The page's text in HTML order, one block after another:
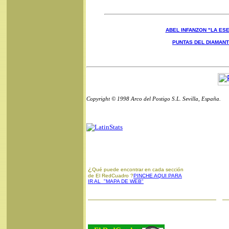
ABEL INFANZON "LA
PUNTAS DEL
Copyright © 1998 Arco del Postigo S.L. Sevilla, España.
¿ Qué puede encontrar en cada sección
de El RedCuadro ?PINCHE AQUI PARA
IR AL "MAPA DE WEB"